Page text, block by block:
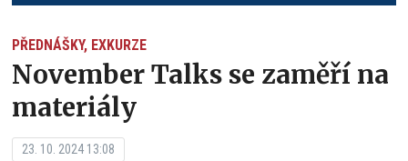
PŘEDNÁŠKY, EXKURZE
November Talks se zaměří na
materiály
23. 10. 2024 13:08